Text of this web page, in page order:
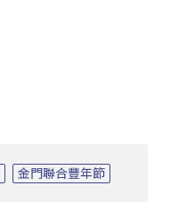
金門聯合豐年節